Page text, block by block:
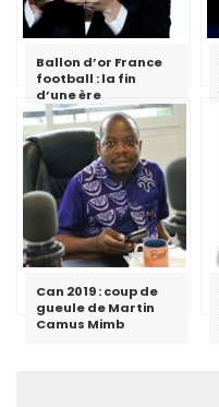
Ballon d’or France
football : la fin
d’une ère
Can 2019 : coup de
gueule de Martin
Camus Mimb